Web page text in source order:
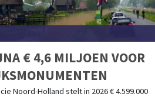
€ 4,6 MILJOEN VOOR
Noord-Holland stelt in 2026 € 4.599.000